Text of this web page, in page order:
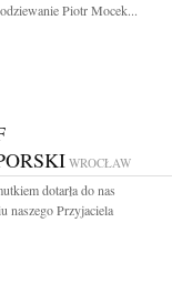
Piotr Mocek...
WROCŁAW
dotarła do nas
naszego Przyjaciela